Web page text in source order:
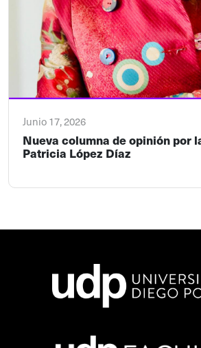
Junio 17, 2026
Nueva columna de opinión por
Patricia López Díaz